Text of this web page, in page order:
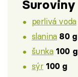
Suroviny
perlivá voda
slanina 80 g
šunka 100 g
sýr 100 g